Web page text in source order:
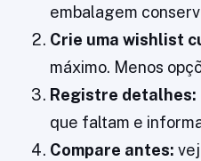
embalagem
Crie uma wishlist
máximo. Menos
Registre detalhes:
que faltam e
Compare antes: